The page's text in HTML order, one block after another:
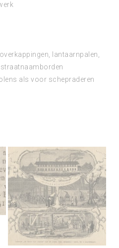
lantaarnpalen,
als voor schepraderen